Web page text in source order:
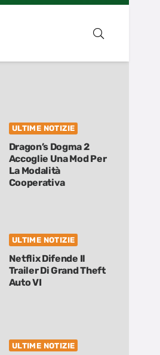
ULTIME NOTIZIE
Dragon’s Dogma 2
Accoglie Una Mod Per
La Modalità
Cooperativa
ULTIME NOTIZIE
Netflix Difende Il
Trailer Di Grand Theft
Auto VI
ULTIME NOTIZIE